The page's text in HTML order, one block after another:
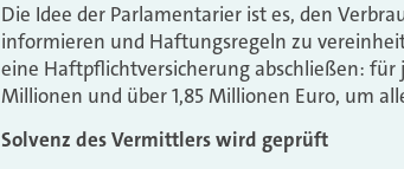
Die Idee der Parlamentarier ist es, den
informieren und Haftungsregeln zu
eine Haftpflichtversicherung abschließen: für
Millionen und über 1,85 Millionen Euro, um
Solvenz des Vermittlers wird geprüft